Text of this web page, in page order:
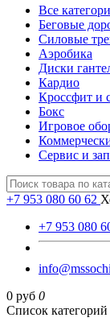
Все
Беговые
Силовые
Аэробика
Диски
Кардио
Кроссфит и
Бокс
Игровое
Сервис и
+7 953 080 60 62
+7 953 080
0 руб 0
Список категорий